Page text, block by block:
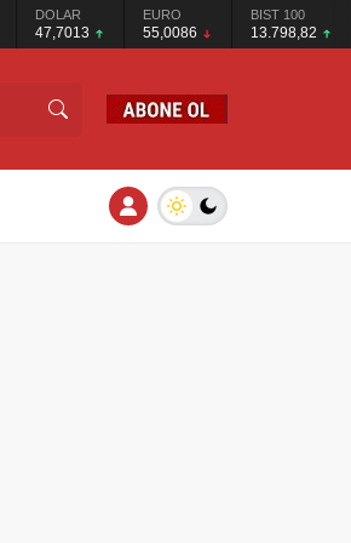
DOLAR
47,7013
EURO
55,0086
BIST 100
13.798,82